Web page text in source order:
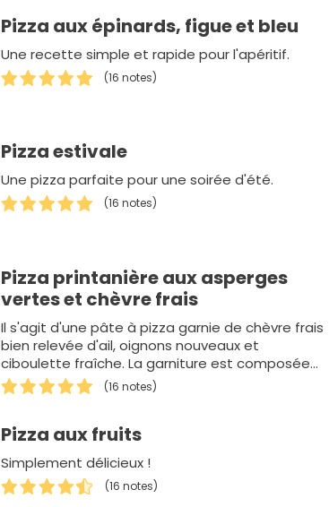
Pizza aux épinards, figue et bleu
Une recette simple et rapide pour l'apéritif.
(16 notes)
Pizza estivale
Une pizza parfaite pour une soirée d'été.
(16 notes)
Pizza printanière aux asperges
vertes et chèvre frais
Il s'agit d'une pâte à pizza garnie de chèvre frais
bien relevée d'ail, oignons nouveaux et
ciboulette fraîche. La garniture est composée
de légumes primeurs des pl…
(16 notes)
Pizza aux fruits
Simplement délicieux !
(16 notes)